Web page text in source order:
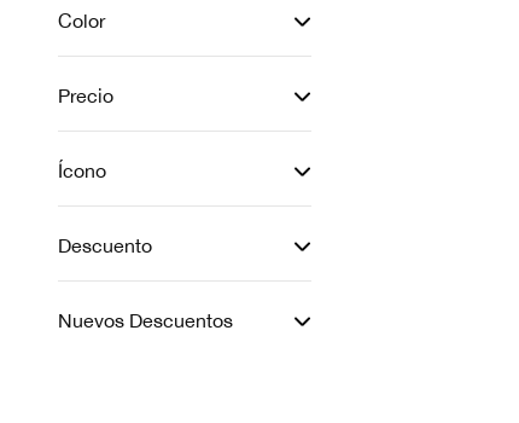
Color
Precio
Ícono
Descuento
Nuevos Descuentos